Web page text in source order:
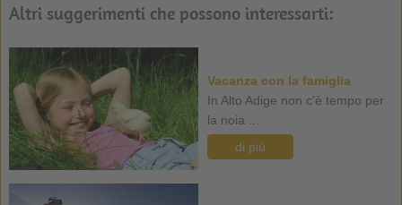
Altri suggerimenti che possono interessarti:
Vacanza con la famiglia
In Alto Adige non c'è tempo per
la noia ...
di più